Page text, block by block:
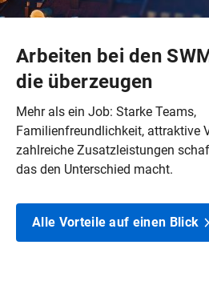
Arbeiten bei den
die überzeugen
Mehr als ein Job: Starke Teams,
Familienfreundlichkeit, attraktive
zahlreiche Zusatzleistungen
das den Unterschied macht.
Alle Vorteile auf einen Blick